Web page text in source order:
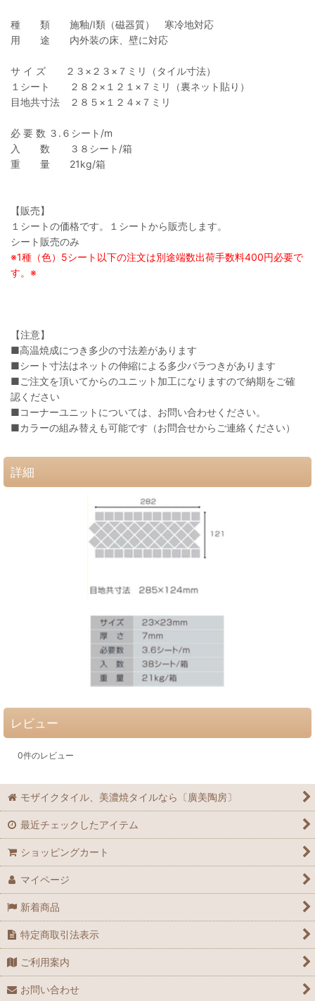
種 類 施釉/I類（磁器質） 寒冷地対応
用 途 内外装の床、壁に対応
サ イ ズ ２３×２３×７ミリ（タイル寸法）
１シート ２８２×１２１×７ミリ（裏ネット貼り）
目地共寸法 ２８５×１２４×７ミリ
必 要 数 ３.６シート/m
入 数 ３８シート/箱
重 量 21kg/箱
【販売】
１シートの価格です。１シートから販売します。
シート販売のみ
※1種（色）5シート以下の注文は別途端数出荷手数料400円必要で
す。※
【注意】
■高温焼成につき多少の寸法差があります
■シート寸法はネットの伸縮による多少バラつきがあります
■ご注文を頂いてからのユニット加工になりますので納期をご確
認ください
■コーナーユニットについては、お問い合わせください。
■カラーの組み替えも可能です（お問合せからご連絡ください）
詳細
レビュー
0件のレビュー
モザイクタイル、美濃焼タイルなら〔廣美陶房〕
最近チェックしたアイテム
ショッピングカート
マイページ
新着商品
特定商取引法表示
ご利用案内
お問い合わせ